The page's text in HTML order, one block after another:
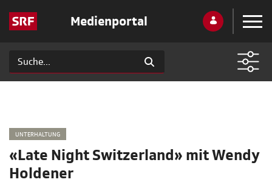
Medienportal
UNTERHALTUNG
«Late Night Switzerland» mit Wendy
Holdener